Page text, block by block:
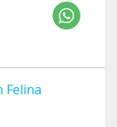
Felina